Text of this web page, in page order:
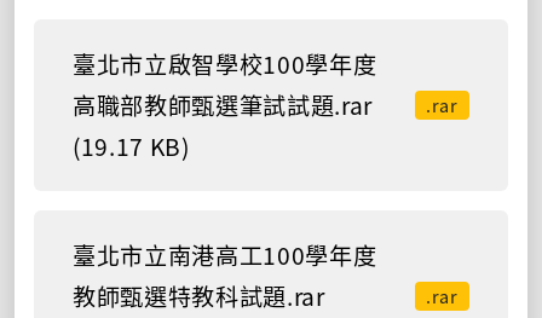
臺北市立啟智學校100學年度
高職部教師甄選筆試試題.rar
(19.17 KB)
.rar
臺北市立南港高工100學年度
教師甄選特教科試題.rar
.rar